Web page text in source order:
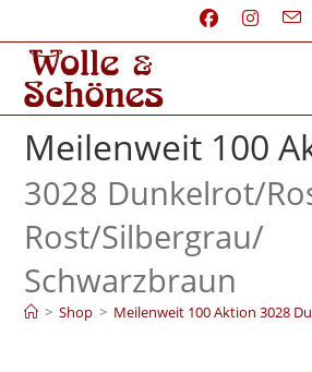
Meilenweit 100
3028 Dunkelrot/
Rost/Silbergrau/
Schwarzbraun
> Shop > Meilenweit 100 Aktion 3028